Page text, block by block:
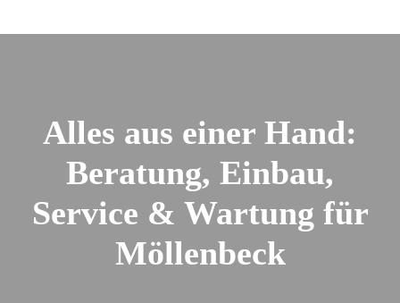
Alles aus einer Hand:
Beratung, Einbau,
Service & Wartung für
Möllenbeck